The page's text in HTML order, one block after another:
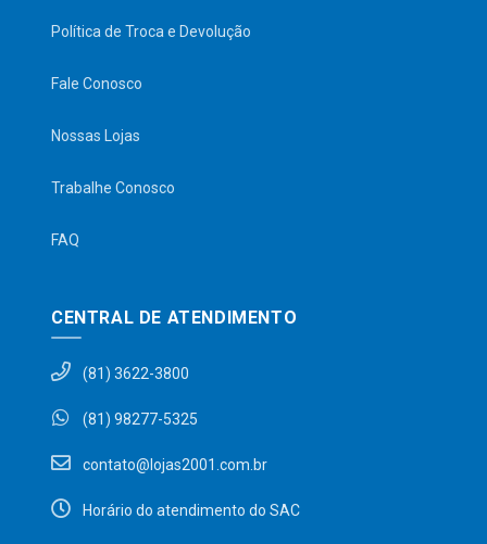
Política de Troca e Devolução
Fale Conosco
Nossas Lojas
Trabalhe Conosco
FAQ
CENTRAL DE ATENDIMENTO
(81) 3622-3800
(81) 98277-5325
contato@lojas2001.com.br
Horário do atendimento do SAC